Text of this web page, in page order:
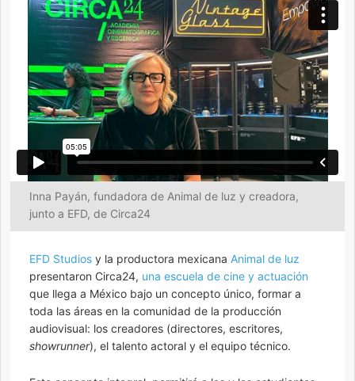
Inna Payán, fundadora de Animal de luz y creadora,
junto a EFD, de Circa24
EFD Studios y la productora mexicana Animal de luz
presentaron Circa24, una escuela de cine y actuación
que llega a México bajo un concepto único, formar a
toda las áreas en la comunidad de la producción
audiovisual: los creadores (directores, escritores,
showrunner), el talento actoral y el equipo técnico.